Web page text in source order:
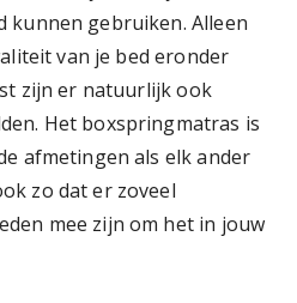
kunnen gebruiken. Alleen
van je bed eronder
zijn er natuurlijk ook
Het boxspringmatras is
afmetingen als elk ander
zo dat er zoveel
mee zijn om het in jouw